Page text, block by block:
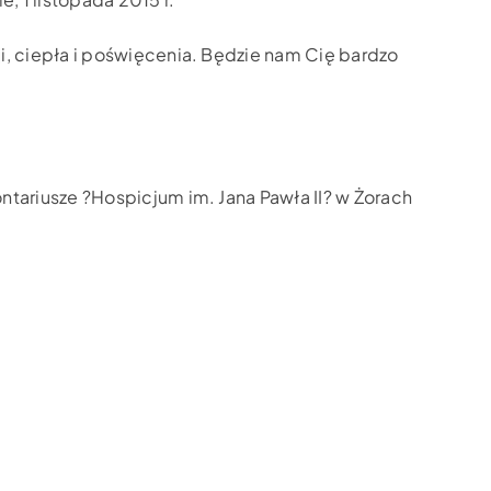
ciepła i poświęcenia. Będzie nam Cię bardzo
?Hospicjum im. Jana Pawła II? w Żorach